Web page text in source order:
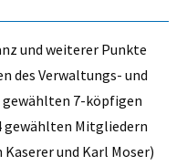
und weiterer Punkte
des Verwaltungs- und
gewählten 7-köpfigen
gewählten Mitgliedern
und Karl Moser)